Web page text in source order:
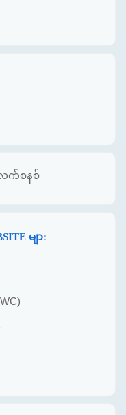
လက်စနစ်
မျာ: